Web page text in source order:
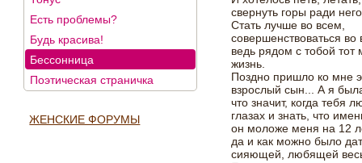
Есть проблемы?
Будь красива!
Бессонница
Поэтическая страничка
ЖЕНСКИЕ ФОРУМЫ
свернуть горы ради
Стать лучше во всем,
совершенствоваться во
ведь рядом с тобой
жизнь.
Поздно пришло ко мне
взрослый сын... А я
что значит, когда тебя
глазах и знать, что
он моложе меня на 12
да и как можно было
сияющей, любящей